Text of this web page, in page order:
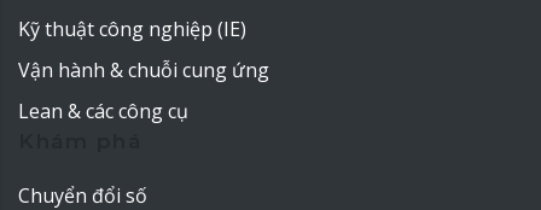
Kỹ thuật công nghiệp (IE)
Vận hành & chuỗi cung ứng
Lean & các công cụ
Chuyển đổi số